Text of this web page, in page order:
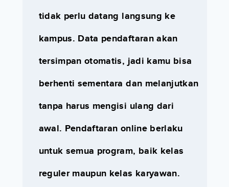
tidak perlu datang langsung ke
kampus. Data pendaftaran akan
tersimpan otomatis, jadi kamu bisa
berhenti sementara dan melanjutkan
tanpa harus mengisi ulang dari
awal. Pendaftaran online berlaku
untuk semua program, baik kelas
reguler maupun kelas karyawan.